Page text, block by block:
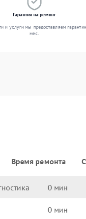
Гарантия на ремонт
и услуги мы предоставляем
мес.
Время ремонта
0
0